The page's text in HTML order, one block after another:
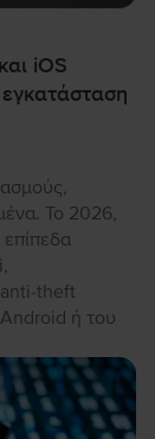
iOS
Το 2026,
theft
ή του